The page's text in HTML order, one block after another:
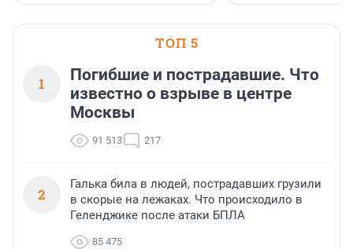
ТОП 5
1
Погибшие и пострадавшие. Что
известно о взрыве в центре
Москвы
91 513 217
2
Галька била в людей, пострадавших грузили
в скорые на лежаках. Что происходило в
Геленджике после атаки БПЛА
85 475